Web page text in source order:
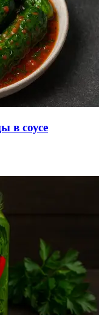
в соусе